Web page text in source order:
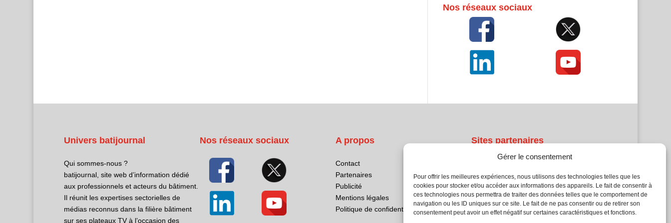
Gérer le consentement
Pour offrir les meilleures expériences, nous utilisons des technologies telles que les
cookies pour stocker et/ou accéder aux informations des appareils. Le fait de consentir à
ces technologies nous permettra de traiter des données telles que le comportement de
navigation ou les ID uniques sur ce site. Le fait de ne pas consentir ou de retirer son
consentement peut avoir un effet négatif sur certaines caractéristiques et fonctions.
Nos réseaux sociaux
Univers batijournal
Qui sommes-nous ?
batijournal, site web d’information dédié
aux professionnels et acteurs du bâtiment.
Il réunit les expertises sectorielles de
médias reconnus dans la filière bâtiment
sur ses plateaux TV à l’occasion des
Nos réseaux sociaux A propos
Contact
Partenaires
Publicité
Mentions légales
Politique de confidentialité
Sites partenaires
Atrium Patrimoine
Kiosque 21
L'Atelier Bois
Planète Bâtiment